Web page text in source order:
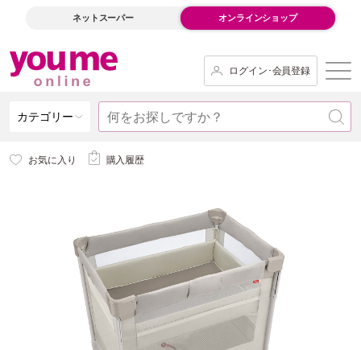
ネットスーパー オンラインショップ
ログイン･会員登録
カテゴリー
お気に入り 購入履歴